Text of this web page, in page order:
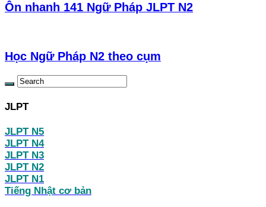
Ôn nhanh 141 Ngữ Pháp JLPT N2
Học Ngữ Pháp N2 theo cụm
JLPT
JLPT N5
JLPT N4
JLPT N3
JLPT N2
JLPT N1
Tiếng Nhật cơ bản